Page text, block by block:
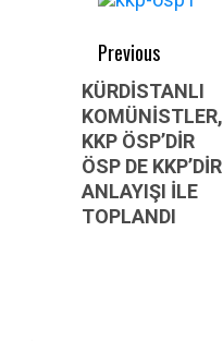
Post
navigation
Previous
Previous
post:
KÜRDİSTANLI
KOMÜNİSTLER,
KKP ÖSP’DİR
ÖSP DE KKP’DİR
ANLAYIŞI İLE
TOPLANDI